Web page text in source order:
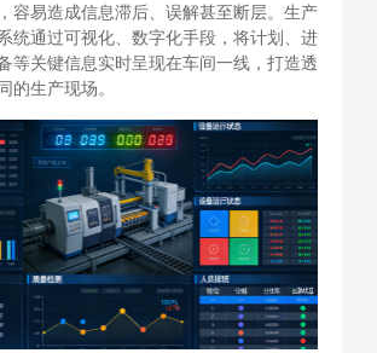
容易造成信息滞后、误解甚至断层。生产
统通过可视化、数字化手段，将计划、进
等关键信息实时呈现在车间一线，打造透
的生产现场。